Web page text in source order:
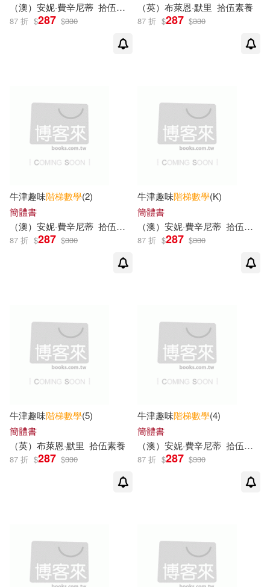
（澳）安妮·費辛尼蒂 拾伍素養
87 折 $287 $330
（英）布萊恩·默里 拾伍素養
87 折 $287 $330
牛津趣味階梯數學(2)
簡體書
（澳）安妮·費辛尼蒂 拾伍素養
87 折 $287 $330
牛津趣味階梯數學(K)
簡體書
（澳）安妮·費辛尼蒂 拾伍素養
87 折 $287 $330
牛津趣味階梯數學(5)
簡體書
（英）布萊恩·默里 拾伍素養
87 折 $287 $330
牛津趣味階梯數學(4)
簡體書
（澳）安妮·費辛尼蒂 拾伍素養
87 折 $287 $330